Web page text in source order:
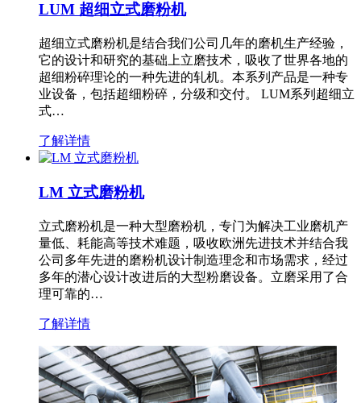
LUM 超细立式磨粉机
超细立式磨粉机是结合我们公司几年的磨机生产经验，
它的设计和研究的基础上立磨技术，吸收了世界各地的
超细粉碎理论的一种先进的轧机。本系列产品是一种专
业设备，包括超细粉碎，分级和交付。 LUM系列超细立
式…
了解详情
LM 立式磨粉机
立式磨粉机是一种大型磨粉机，专门为解决工业磨机产
量低、耗能高等技术难题，吸收欧洲先进技术并结合我
公司多年先进的磨粉机设计制造理念和市场需求，经过
多年的潜心设计改进后的大型粉磨设备。立磨采用了合
理可靠的…
了解详情